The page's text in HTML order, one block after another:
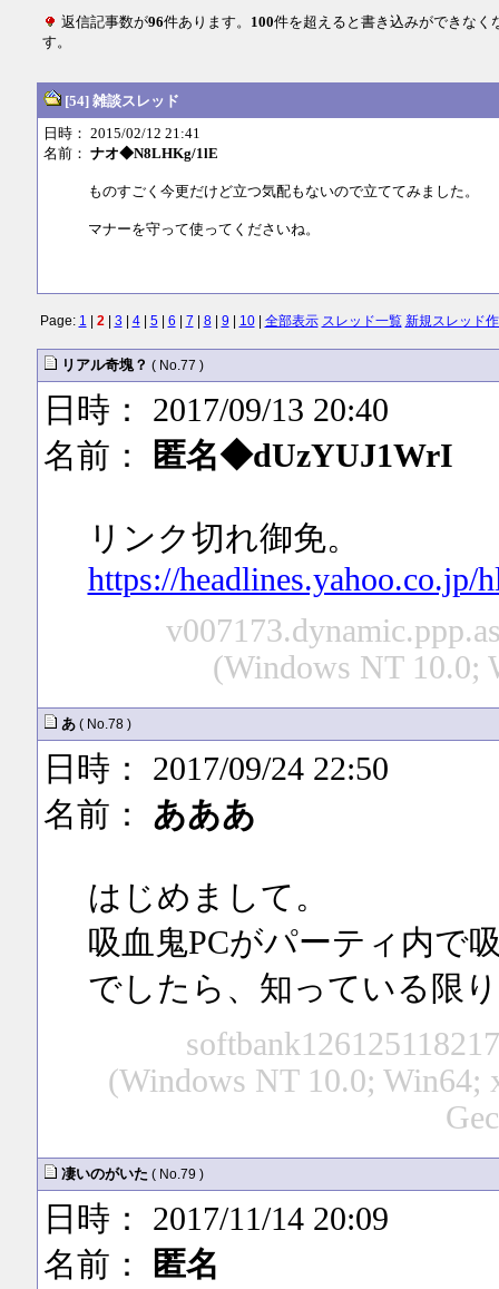
返信記事数が96件あります。 100件を超えると書き込みができなく
す。
[54] 雑談スレッド
日時： 2015/02/12 21:41
名前： ナオ◆N8LHKg/1lE
ものすごく今更だけど立つ気配もないので立ててみました。
マナーを守って使ってくださいね。
Page: 1 2| 3 4| 5| 6 7 8| 9 10| 全部表示 スレッド一覧 新規スレッド
リアル奇塊？ ( No.77 )
日時： 2017/09/13 20:40
名前：
匿名◆dUzYUJ1WrI
リンク切れ御免。
https://headlines.yahoo.co.jp/
(Windows NT 10.0;
あ ( No.78 )
日時： 2017/09/24 22:50
名前： あああ
はじめまして。
吸血鬼PCがパーティ内で
でしたら、知っている限
(Windows NT 10.0;
凄いのがいた ( No.79 )
日時： 2017/11/14 20:09
名前：
匿名